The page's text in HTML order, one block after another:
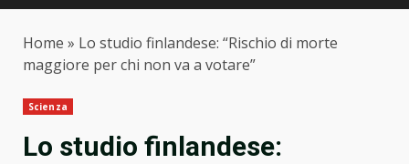
Home » Lo studio finlandese: “Rischio di morte
maggiore per chi non va a votare”
Scienza
Lo studio finlandese: